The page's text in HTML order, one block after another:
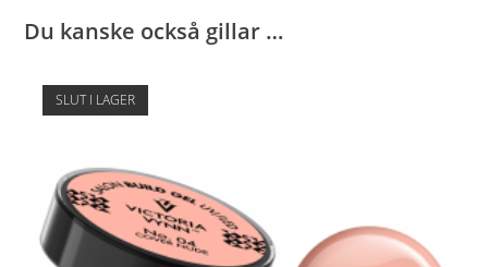
Du kanske också gillar …
SLUT I LAGER